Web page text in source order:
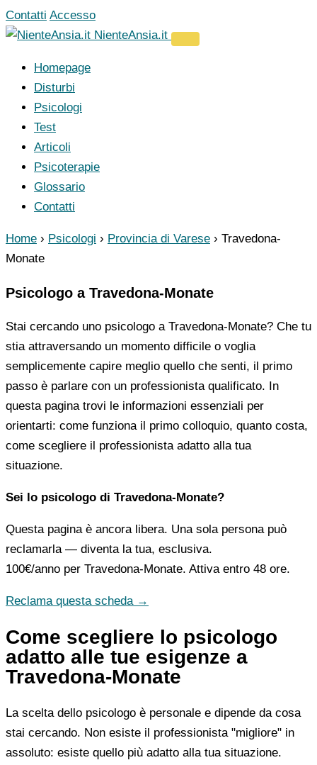
Vai
al
Contatti Accesso
NienteAnsia.it
Homepage
Disturbi
Psicologi
Test
Articoli
Psicoterapie
Glossario
Contatti
Home › Psicologi › Provincia di Varese › Travedona-
Monate
Psicologo a Travedona-Monate
Stai cercando uno psicologo a Travedona-Monate? Che tu
stia attraversando un momento difficile o voglia
semplicemente capire meglio quello che senti, il primo
passo è parlare con un professionista qualificato. In
questa pagina trovi le informazioni essenziali per
orientarti: come funziona il primo colloquio, quanto costa,
come scegliere il professionista adatto alla tua
situazione.
Sei lo psicologo di Travedona-Monate?
Questa pagina è ancora libera. Una sola persona può
reclamarla — diventa la tua, esclusiva.
100€/anno per Travedona-Monate. Attiva entro 48 ore.
Reclama questa scheda →
Come scegliere lo psicologo
adatto alle tue esigenze a
Travedona-Monate
La scelta dello psicologo è personale e dipende da cosa
stai cercando. Non esiste il professionista "migliore" in
assoluto: esiste quello più adatto alla tua situazione.